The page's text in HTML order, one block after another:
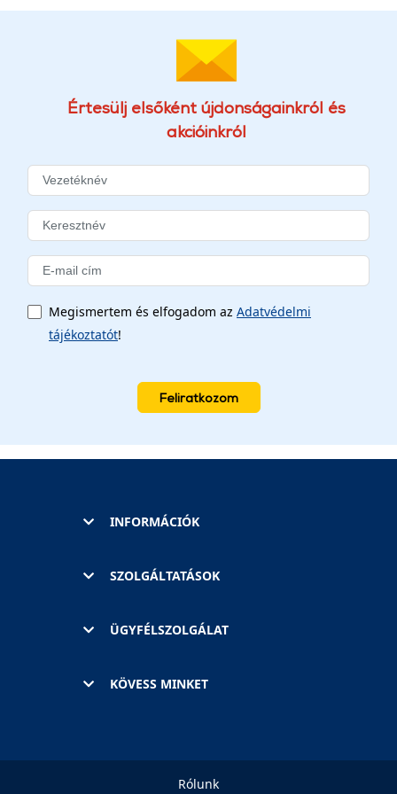
Értesülj elsőként újdonságainkról és
akcióinkról
Megismertem és elfogadom az Adatvédelmi
tájékoztatót!
Feliratkozom
INFORMÁCIÓK
SZOLGÁLTATÁSOK
ÜGYFÉLSZOLGÁLAT
KÖVESS MINKET
Rólunk